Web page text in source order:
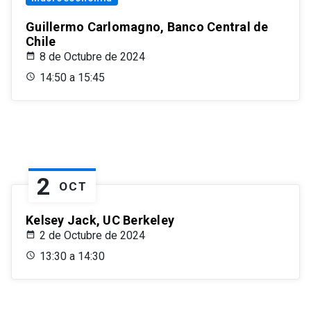
Guillermo Carlomagno, Banco Central de
Chile
8 de Octubre de 2024
14:50 a 15:45
2 OCT
Kelsey Jack, UC Berkeley
2 de Octubre de 2024
13:30 a 14:30